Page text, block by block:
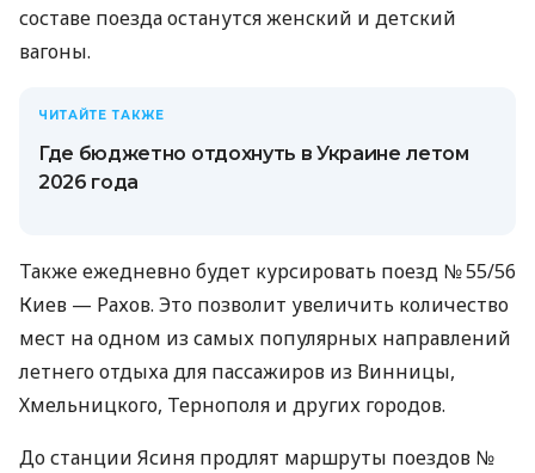
составе поезда останутся женский и детский
вагоны.
ЧИТАЙТЕ ТАКЖЕ
Где бюджетно отдохнуть в Украине летом
2026 года
Также ежедневно будет курсировать поезд № 55/56
Киев — Рахов. Это позволит увеличить количество
мест на одном из самых популярных направлений
летнего отдыха для пассажиров из Винницы,
Хмельницкого, Тернополя и других городов.
До станции Ясиня продлят маршруты поездов №